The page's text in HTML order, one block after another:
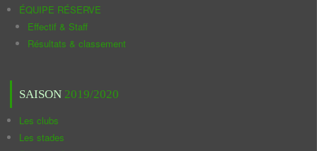
ÉQUIPE RÉSERVE
Effectif & Staff
Résultats & classement
SAISON 2019/2020
Les clubs
Les stades